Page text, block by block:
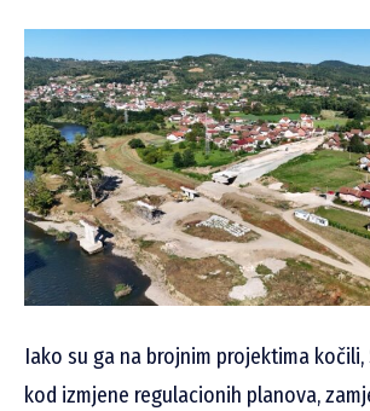
Iako su ga na brojnim projektima
kod izmjene regulacionih planova,